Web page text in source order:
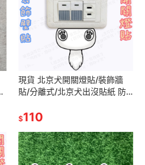
現貨 北京犬開關燈貼/裝飾牆
貼/分離式/北京犬出沒貼紙 防
$110